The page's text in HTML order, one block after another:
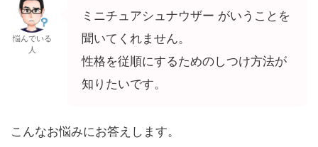
悩んでいる
人
ミニチュアシュナウザー がいうことを
聞いてくれません。
性格を従順にするためのしつけ方法が
知りたいです。
こんなお悩みにお答えします。